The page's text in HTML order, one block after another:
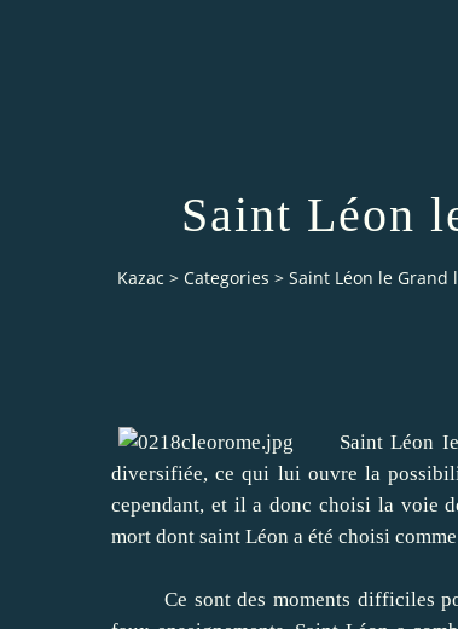
Saint Léon
Kazac > Categories > Saint Léon le Grand
Saint Léon Ier
diversifiée, ce qui lui ouvre la
cependant, et il a donc choisi la voie
mort dont saint Léon a été choisi
Ce sont des moments difficiles